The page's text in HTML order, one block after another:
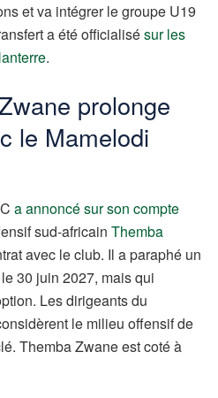
et va intégrer le groupe U19
a été officialisésur les
.
prolonge
le Mamelodi
a annoncé sur son compte
sud-africain Themba
avec le club. Il a paraphé un
30 juin 2027, mais qui
Les dirigeants du
le milieu offensif de
Themba Zwane est coté à